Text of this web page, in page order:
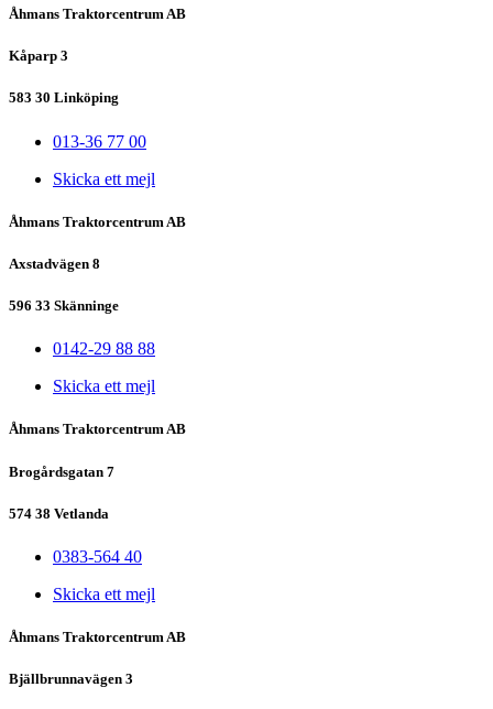
Åhmans Traktorcentrum AB
Kåparp 3
583 30 Linköping
013-36 77 00
Skicka ett mejl
Åhmans Traktorcentrum AB
Axstadvägen 8
596 33 Skänninge
0142-29 88 88
Skicka ett mejl
Åhmans Traktorcentrum AB
Brogårdsgatan 7
574 38 Vetlanda
0383-564 40
Skicka ett mejl
Åhmans Traktorcentrum AB
Bjällbrunnavägen 3